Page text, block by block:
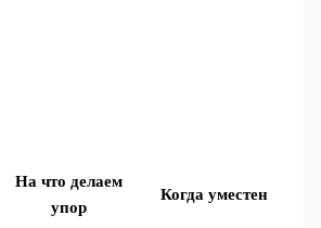
На что делаем
упор
Когда уместен